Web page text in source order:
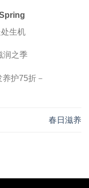
生机
润之季
护75折－
春日滋养